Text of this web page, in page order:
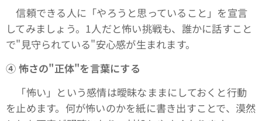
信頼できる人に「やろうと思っていること」を宣言
してみましょう。1人だと怖い挑戦も、誰かに話すこと
で"見守られている"安心感が生まれます。
④ 怖さの"正体"を言葉にする
「怖い」という感情は曖昧なままにしておくと行動
を止めます。何が怖いのかを紙に書き出すことで、漠然